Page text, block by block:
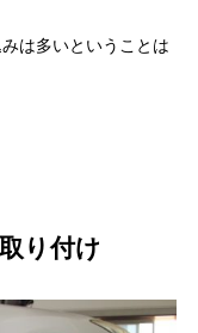
は多いということは
り付け